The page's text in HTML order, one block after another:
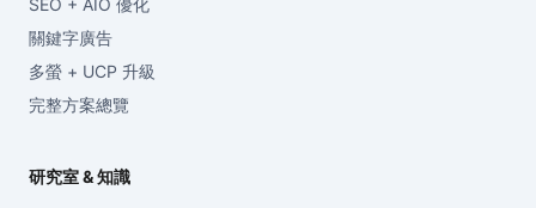
SEO + AIO 優化
關鍵字廣告
多螢 + UCP 升級
完整方案總覽
研究室 & 知識